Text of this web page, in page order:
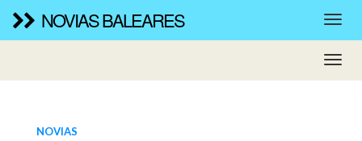
NOVIAS BALEARES
NOVIAS